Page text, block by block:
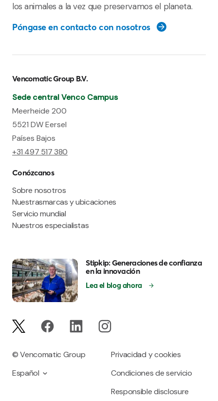
los animales a la vez que preservamos el planeta.
Póngase en contacto con nosotros
Vencomatic Group B.V.
Sede central Venco Campus
Meerheide 200
5521 DW Eersel
Países Bajos
+31 497 517 380
Conózcanos
Sobre nosotros
Nuestrasmarcas y ubicaciones
Servicio mundial
Nuestros especialistas
Stipkip: Generaciones de confianza
en la innovación
Lea el blog ahora
© Vencomatic Group
Español
Privacidad y cookies
Condiciones de servicio
Responsible disclosure